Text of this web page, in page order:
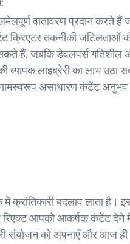
वातावरण प्रदान करते
क्रिएटर तकनीकी जटिलताओं
हैं, जबकि डेवलपर्स
लाइब्रेरी का लाभ उठा
असाधारण कंटेंट
बदलाव लाता है। इस
आपको आकर्षक कंटेंट देने
संयोजन को अपनाएँ और आज